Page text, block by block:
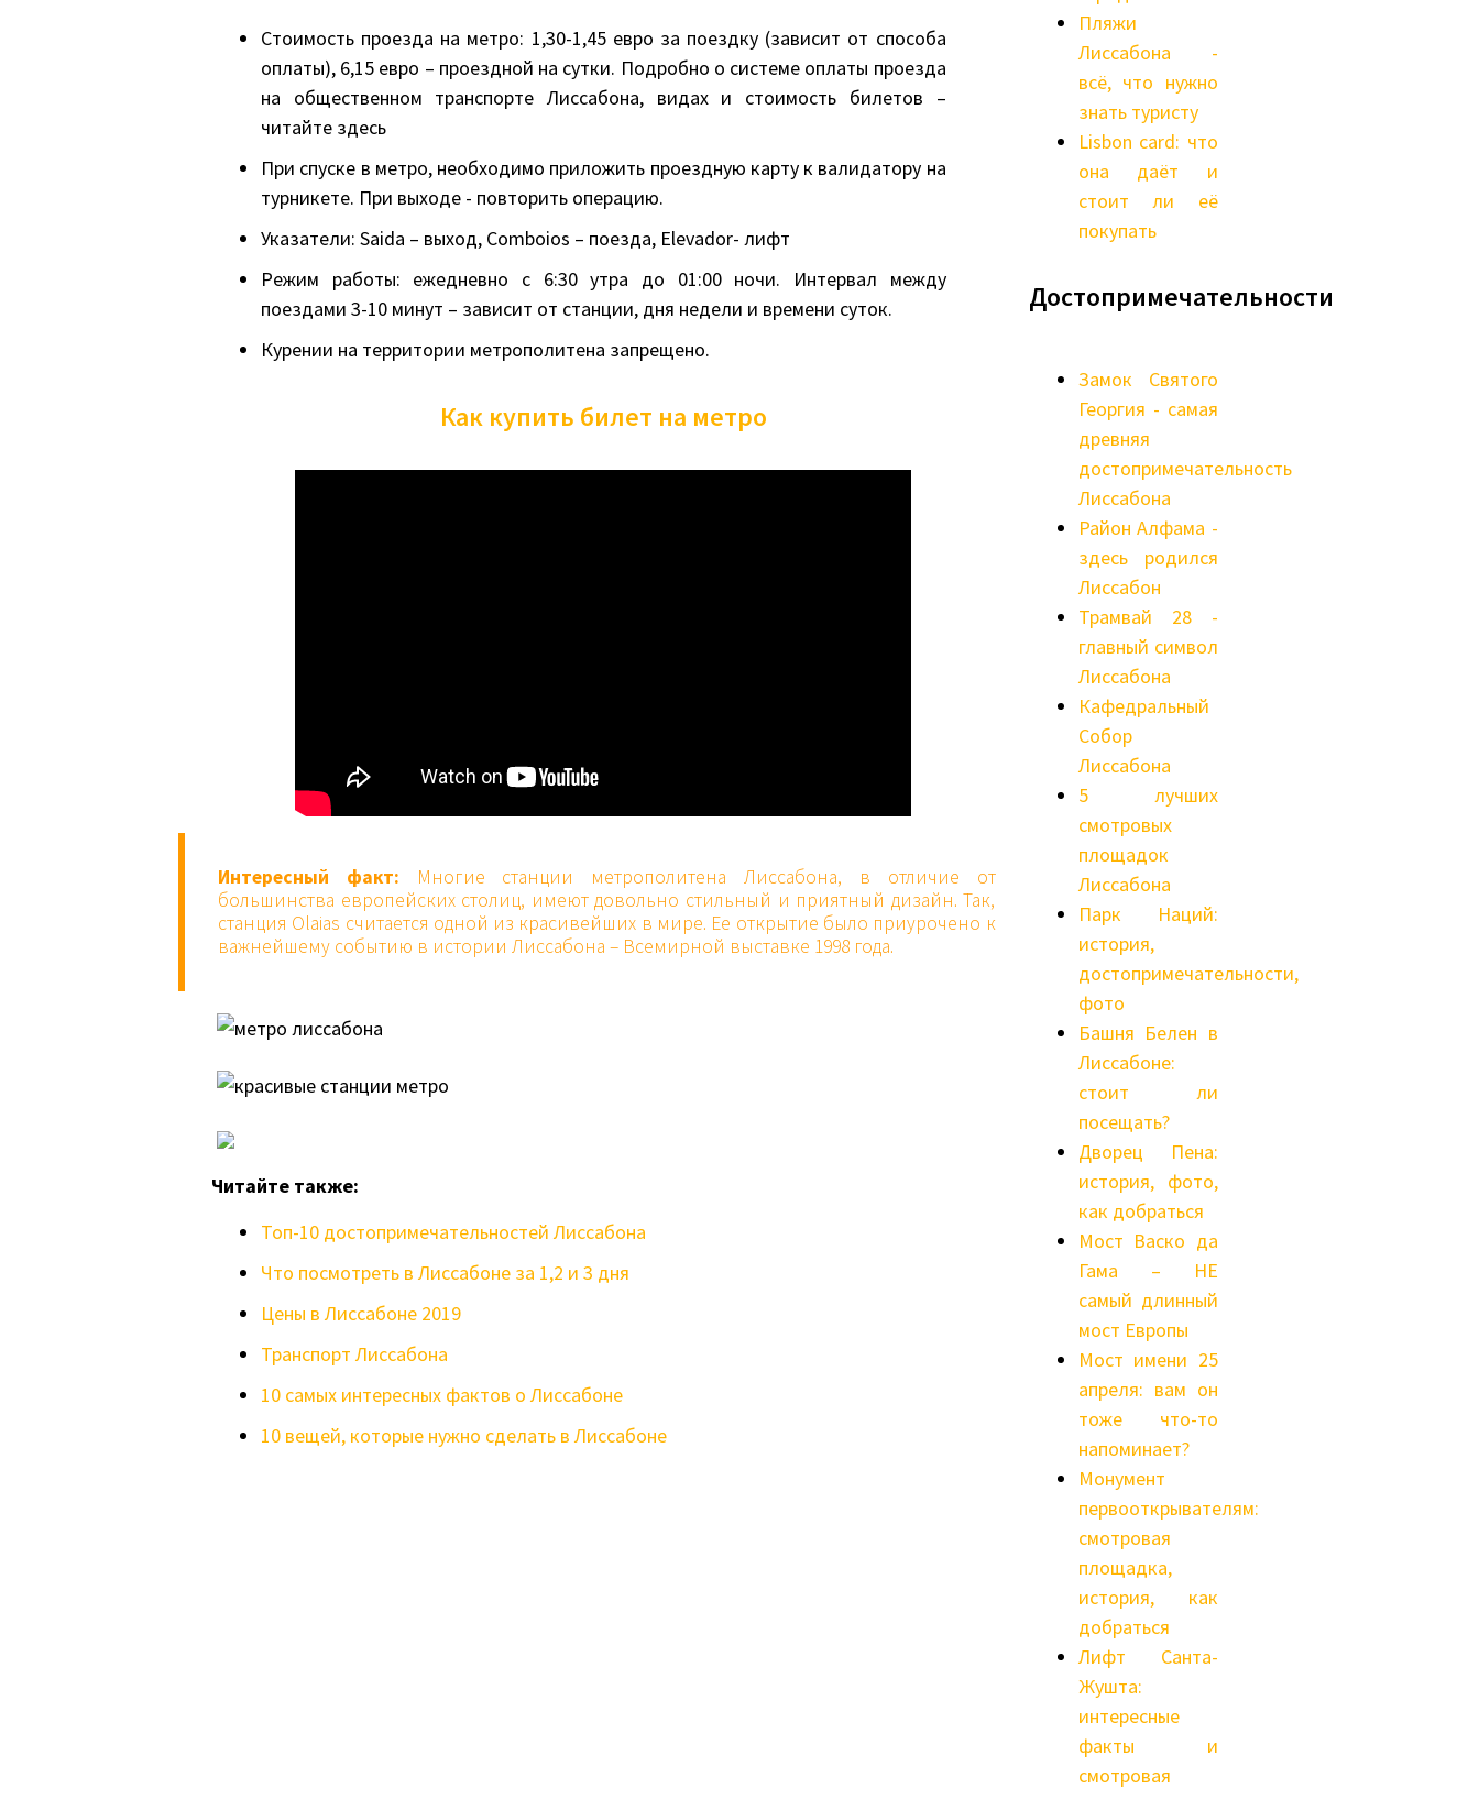
Стоимость проезда на метро: 1,30-1,45 евро за поездку (зависит от способа
оплаты), 6,15 евро – проездной на сутки. Подробно о системе оплаты проезда
на общественном транспорте Лиссабона, видах и стоимость билетов –
читайте здесь
При спуске в метро, необходимо приложить проездную карту к валидатору на
турникете. При выходе - повторить операцию.
Указатели: Saida – выход, Comboios – поезда, Elevador- лифт
Режим работы: ежедневно с 6:30 утра до 01:00 ночи. Интервал между
поездами 3-10 минут – зависит от станции, дня недели и времени суток.
Курении на территории метрополитена запрещено.
Как купить билет на метро
Интересный факт: Многие станции метрополитена Лиссабона, в отличие от
большинства европейских столиц, имеют довольно стильный и приятный дизайн. Так,
станция Olaias считается одной из красивейших в мире. Ее открытие было приурочено к
важнейшему событию в истории Лиссабона – Всемирной выставке 1998 года.
Читайте также:
Топ-10 достопримечательностей Лиссабона
Что посмотреть в Лиссабоне за 1,2 и 3 дня
Цены в Лиссабоне 2019
Транспорт Лиссабона
10 самых интересных фактов о Лиссабоне
10 вещей, которые нужно сделать в Лиссабоне
Пляжи
Лиссабона -
всё, что нужно
знать туристу
Lisbon card: что
она даёт и
стоит ли её
покупать
Достопримечательности
Замок Святого
Георгия - самая
древняя
достопримечательность
Лиссабона
Район Алфама -
здесь родился
Лиссабон
Трамвай 28 -
главный символ
Лиссабона
Кафедральный
Собор
Лиссабона
5 лучших
смотровых
площадок
Лиссабона
Парк Наций:
история,
достопримечательности,
фото
Башня Белен в
Лиссабоне:
стоит ли
посещать?
Дворец Пена:
история, фото,
как добраться
Мост Васко да
Гама – НЕ
самый длинный
мост Европы
Мост имени 25
апреля: вам он
тоже что-то
напоминает?
Монумент
первооткрывателям:
смотровая
площадка,
история, как
добраться
Лифт Санта-
Жушта:
интересные
факты и
смотровая